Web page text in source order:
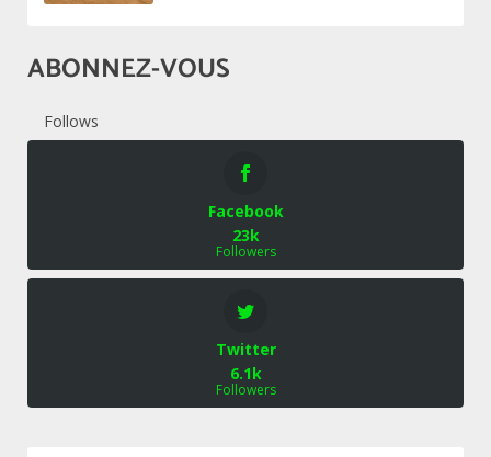
ABONNEZ-VOUS
Follows
Facebook
23k
Followers
Twitter
6.1k
Followers